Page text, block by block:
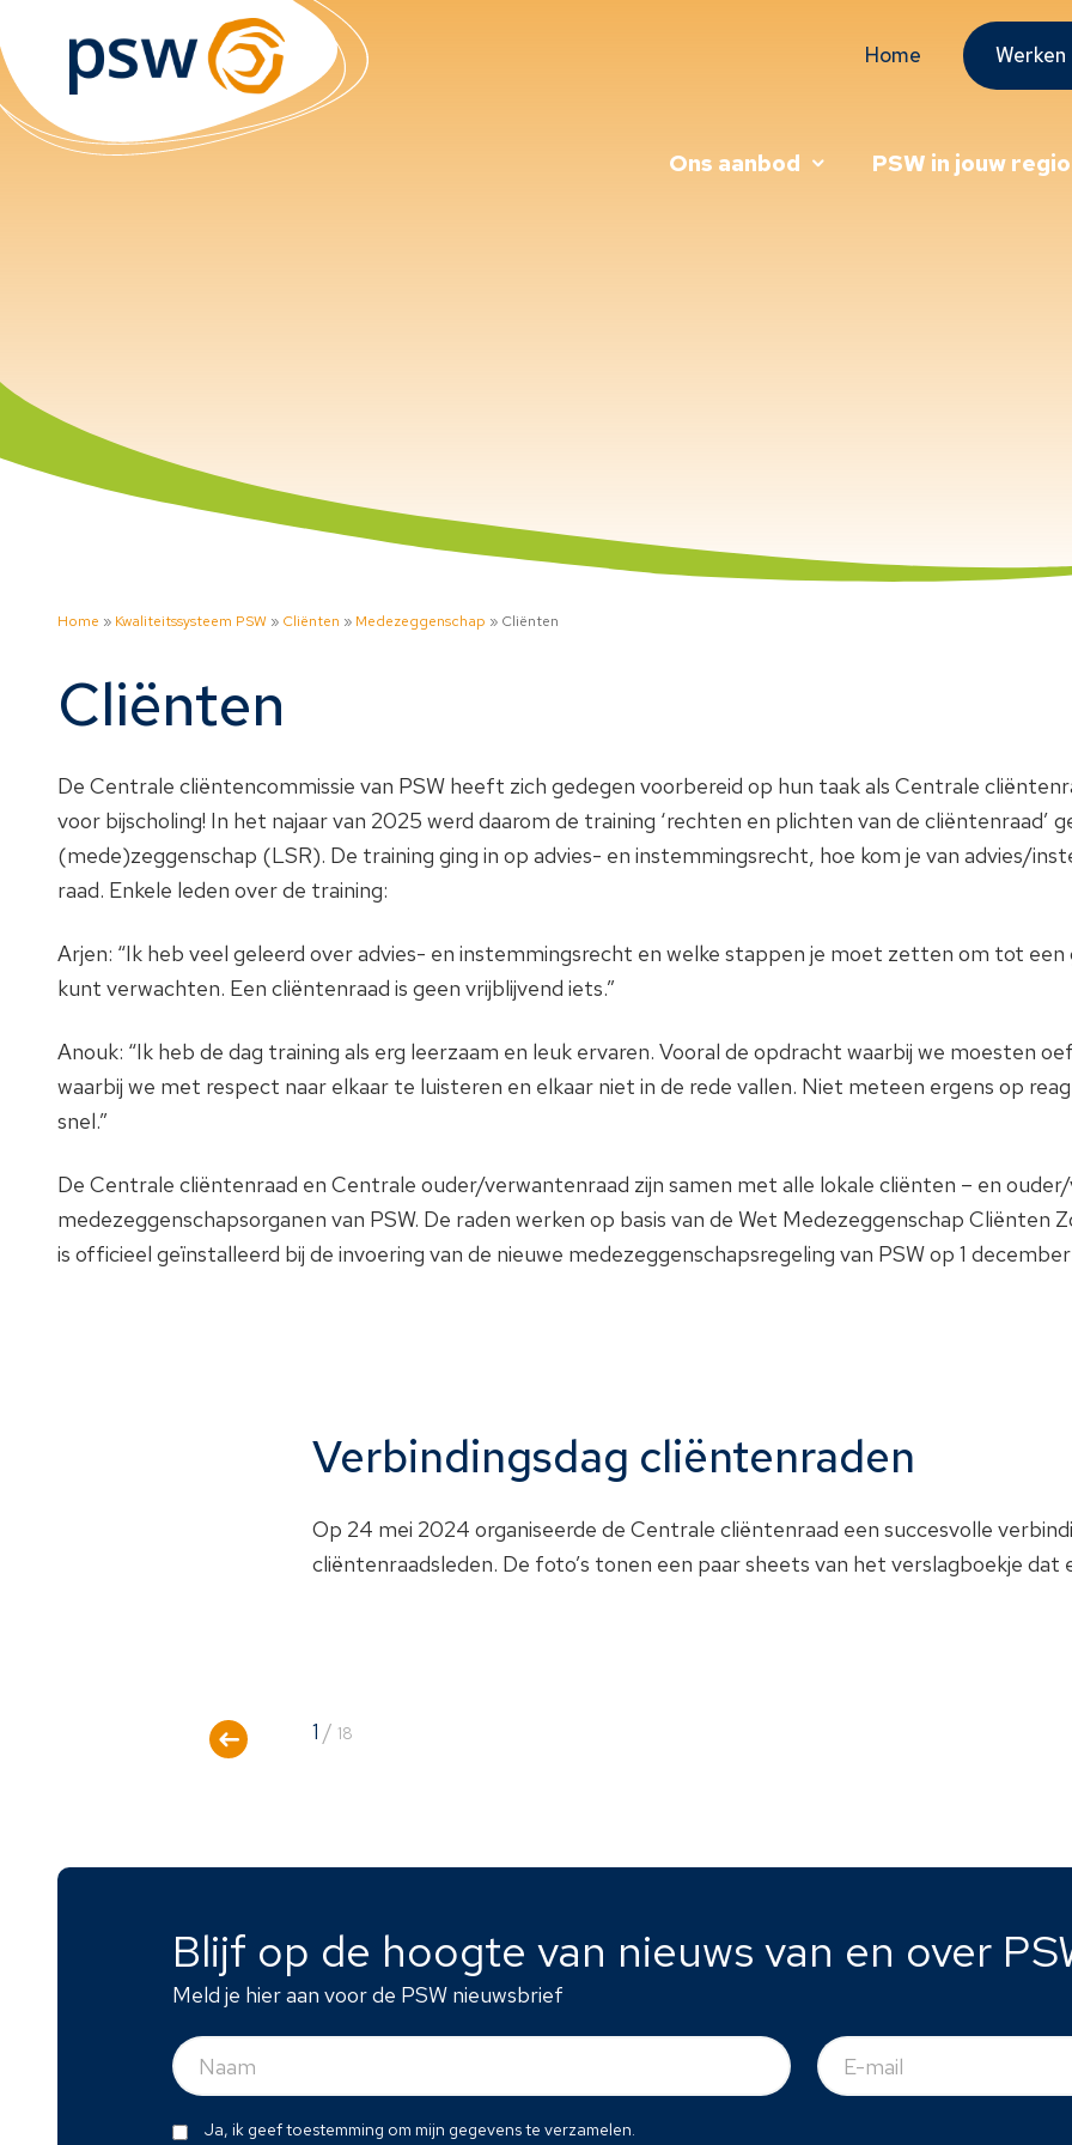
Home Werken
Ons aanbod PSW in jouw regio
Home » Kwaliteitssysteem PSW » Cliënten » Medezeggenschap » Cliënten
Cliënten
De Centrale cliëntencommissie van PSW heeft zich gedegen voorbereid op hun taak als Centrale
voor bijscholing! In het najaar van 2025 werd daarom de training ‘rechten en plichten van de cliëntenraad’
(mede)zeggenschap (LSR). De training ging in op advies- en instemmingsrecht, hoe kom je van advies/
raad. Enkele leden over de training:
Arjen: “Ik heb veel geleerd over advies- en instemmingsrecht en welke stappen je moet zetten om tot
kunt verwachten. Een cliëntenraad is geen vrijblijvend iets.”
Anouk: “Ik heb de dag training als erg leerzaam en leuk ervaren. Vooral de opdracht waarbij we moesten
waarbij we met respect naar elkaar te luisteren en elkaar niet in de rede vallen. Niet meteen ergens op
snel.”
De Centrale cliëntenraad en Centrale ouder/verwantenraad zijn samen met alle lokale cliënten – en
medezeggenschapsorganen van PSW. De raden werken op basis van de Wet Medezeggenschap
is officieel geïnstalleerd bij de invoering van de nieuwe medezeggenschapsregeling van PSW op 1
Verbindingsdag cliëntenraden
Op 24 mei 2024 organiseerde de Centrale cliëntenraad een succesvolle
cliëntenraadsleden. De foto’s tonen een paar sheets van het verslagboekje dat
1 / 18
Blijf op de hoogte van nieuws van en over
Meld je hier aan voor de PSW nieuwsbrief
Naam
E-
mail
Dit
Ja, ik geef toestemming om mijn gegevens te verzamelen.